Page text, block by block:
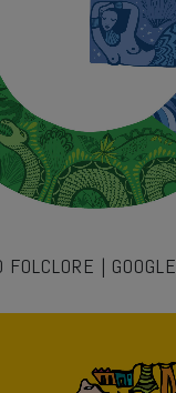
| GOOGLE